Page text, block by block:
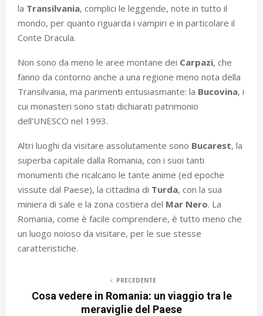
la Transilvania, complici le leggende, note in tutto il
mondo, per quanto riguarda i vampiri e in particolare il
Conte Dracula.
Non sono da meno le aree montane dei Carpazi, che
fanno da contorno anche a una regione meno nota della
Transilvania, ma parimenti entusiasmante: la Bucovina, i
cui monasteri sono stati dichiarati patrimonio
dell’UNESCO nel 1993.
Altri luoghi da visitare assolutamente sono Bucarest, la
superba capitale dalla Romania, con i suoi tanti
monumenti che ricalcano le tante anime (ed epoche
vissute dal Paese), la cittadina di Turda, con la sua
miniera di sale e la zona costiera del Mar Nero. La
Romania, come è facile comprendere, è tutto meno che
un luogo noioso da visitare, per le sue stesse
caratteristiche.
PRECEDENTE
Cosa vedere in Romania: un viaggio tra le
meraviglie del Paese